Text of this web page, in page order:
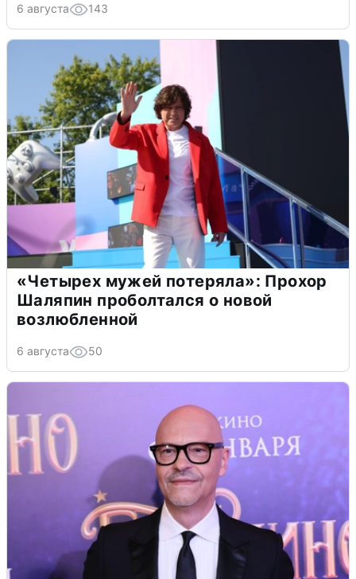
6 августа 143
«Четырех мужей потеряла»: Прохор
Шаляпин проболтался о новой
возлюбленной
6 августа 50